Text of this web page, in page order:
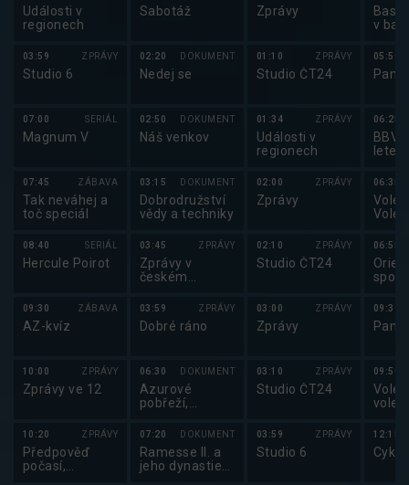
Události v
regionech
03:59 ZPRÁVY
Studio 6
07:00 SERIÁL
Magnum V
07:45 ZÁBAVA
Tak neváhej a
toč speciál
08:40 SERIÁL
Hercule Poirot
09:30 ZÁBAVA
AZ-kvíz
10:00 ZPRÁVY
Zprávy ve 12
10:20 ZPRÁVY
Předpověď
počasí,
Sabotáž
02:20 DOKUMENT
Nedej se
02:50 DOKUMENT
Náš venkov
03:15 DOKUMENT
Dobrodružství
vědy a techniky
03:45 ZPRÁVY
Zprávy v
českém
jazyce
03:59 ZPRÁVY
Dobré ráno
06:30 DOKUMENT
Azurové
pobřeží,
kráska
07:20 DOKUMENT
Ramesse II. a
jeho dynastie
Zprávy
01:10 ZPRÁVY
Studio ČT24
01:34 ZPRÁVY
Události v
regionech
02:00 ZPRÁVY
Zprávy
02:10 ZPRÁVY
Studio ČT24
03:00 ZPRÁVY
Zprávy
03:10 ZPRÁVY
Studio ČT24
03:59 ZPRÁVY
Studio 6
v
05:50
06:25
BBV
06:35
06:55
běhu
09:30
09:50
12:15